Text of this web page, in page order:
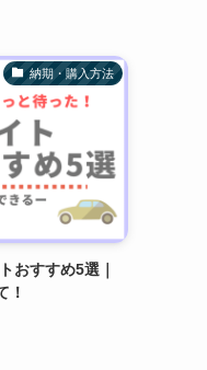
納期・購入方法
おすすめ5選｜
！